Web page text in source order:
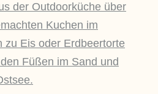
der Outdoorküche über
Kuchen im
zu Eis oder Erdbeertorte
Füßen im Sand und